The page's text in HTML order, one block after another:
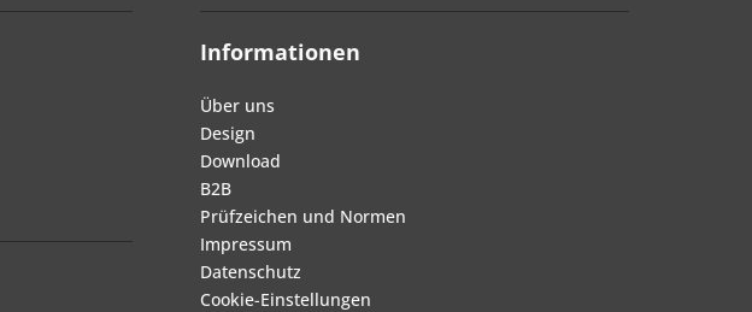
Informationen
Über uns
Design
Download
B2B
Prüfzeichen und Normen
Impressum
Datenschutz
Cookie-Einstellungen